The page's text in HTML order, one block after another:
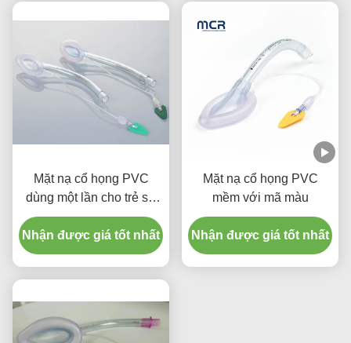
Mặt nạ cổ họng PVC
dùng một lần cho trẻ sơ
sinh và trẻ em
Nhận được giá tốt nhất
Mặt nạ cổ họng PVC
mềm với mã màu
Nhận được giá tốt nhất